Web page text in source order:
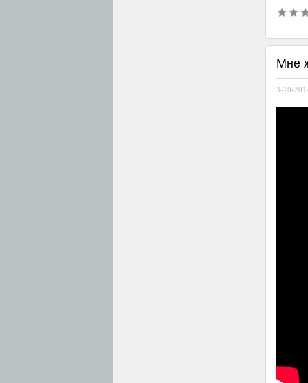
Мне
3-10-